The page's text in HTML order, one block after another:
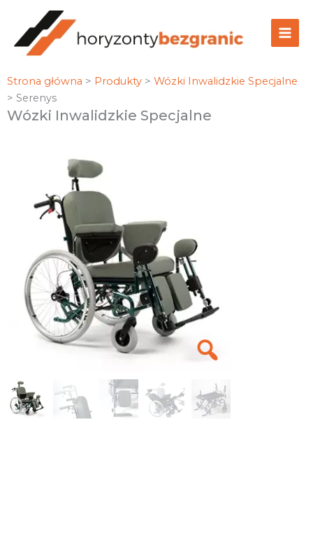
treści
Strona główna > Produkty > Wózki Inwalidzkie Specjalne
> Serenys
Wózki Inwalidzkie Specjalne